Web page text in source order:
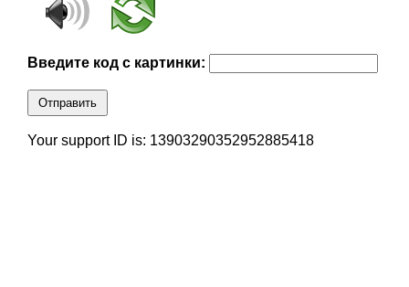
Введите код с картинки:
Отправить
Your support ID is: 13903290352952885418